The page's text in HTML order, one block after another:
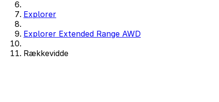
Explorer
Explorer Extended Range AWD
Rækkevidde